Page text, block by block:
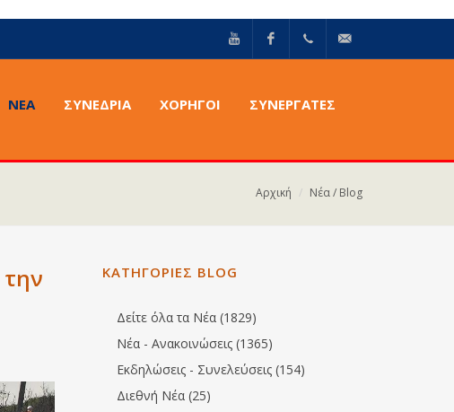
ΝΈΑ ΣΥΝΈΔΡΙΑ ΧΟΡΗΓΟΙ ΣΥΝΕΡΓΑΤΕΣ
Αρχική Νέα / Blog
ΚΑΤΗΓΟΡΙΕΣ BLOG
Δείτε όλα τα Νέα (1829)
Νέα - Ανακοινώσεις (1365)
Εκδηλώσεις - Συνελεύσεις (154)
Διεθνή Νέα (25)